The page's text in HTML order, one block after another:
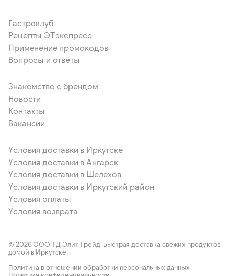
Гастроклуб
Рецепты ЭТэкспресс
Применение промокодов
Вопросы и ответы
Знакомство с брендом
Новости
Контакты
Вакансии
Условия доставки в Иркутске
Условия доставки в Ангарск
Условия доставки в Шелехов
Условия доставки в Иркутский район
Условия оплаты
Условия возврата
© 2026 ООО ТД Элит Трейд. Быстрая доставка свежих продуктов
домой в Иркутске.
Политика в отношении обработки персональных данных